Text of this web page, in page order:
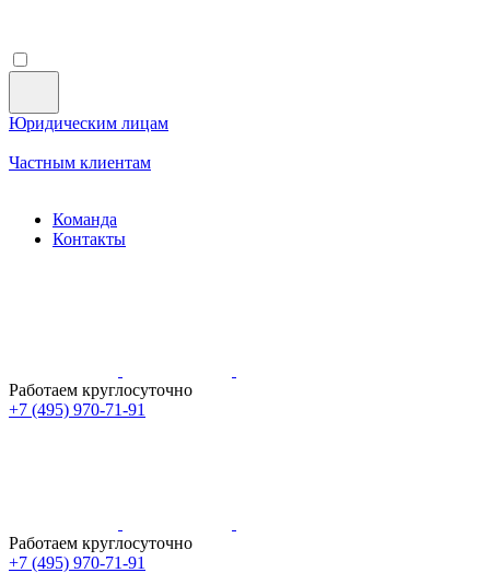
Юридическим лицам
Частным клиентам
Команда
Контакты
Работаем круглосуточно
+7 (495) 970-71-91
Работаем круглосуточно
+7 (495) 970-71-91